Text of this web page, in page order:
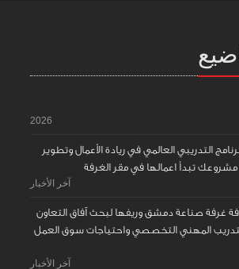
2026
التدريبي العالمي في ريادة الأعمال وتطوير
تبدأ اعمالها في مقر الغرفة
آخر الأخبار
غرفة صناعة دمشق وريفها لبحث آفاق التعاون
المهني التخصصي واحتياجات سوق العمل
آخر الأخبار